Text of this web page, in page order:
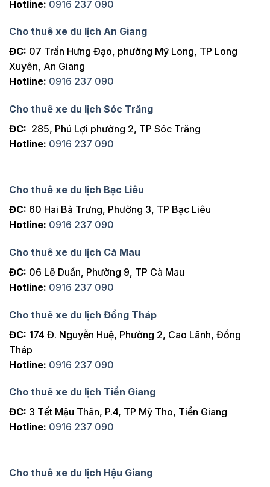
Hotline: 0916 237 090
Cho thuê xe du lịch An Giang
ĐC: 07 Trần Hưng Đạo, phường Mỹ Long, TP Long
Xuyên, An Giang
Hotline: 0916 237 090
Cho thuê xe du lịch Sóc Trăng
ĐC: 285, Phú Lợi phường 2, TP Sóc Trăng
Hotline: 0916 237 090
Cho thuê xe du lịch Bạc Liêu
ĐC: 60 Hai Bà Trưng, Phường 3, TP Bạc Liêu
Hotline: 0916 237 090
Cho thuê xe du lịch Cà Mau
ĐC: 06 Lê Duẩn, Phường 9, TP Cà Mau
Hotline: 0916 237 090
Cho thuê xe du lịch Đồng Tháp
ĐC: 174 Đ. Nguyễn Huệ, Phường 2, Cao Lãnh, Đồng
Tháp
Hotline: 0916 237 090
Cho thuê xe du lịch Tiền Giang
ĐC: 3 Tết Mậu Thân, P.4, TP Mỹ Tho, Tiền Giang
Hotline: 0916 237 090
Cho thuê xe du lịch Hậu Giang